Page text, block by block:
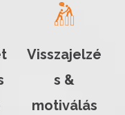
Visszajelzé
s &
motiválás